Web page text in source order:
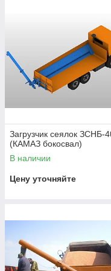
Загрузчик сеялок ЗСНБ-
(КАМАЗ бокосвал)
В наличии
Цену уточняйте